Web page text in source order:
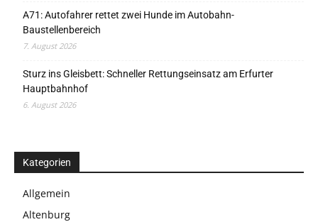
A71: Autofahrer rettet zwei Hunde im Autobahn-
Baustellenbereich
7. August 2026
Sturz ins Gleisbett: Schneller Rettungseinsatz am Erfurter
Hauptbahnhof
6. August 2026
Kategorien
Allgemein
Altenburg